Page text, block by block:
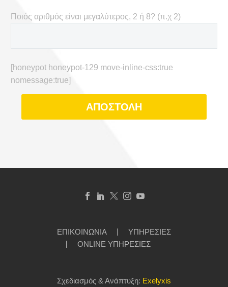
Ποιός αριθμός είναι μεγαλύτερος, 2 ή 8? (π.χ 2)
[honeypot honeypot-129 move-inline-css:true
nomessage:true]
ΕΠΙΚΟΙΝΩΝΙΑ
ΥΠΗΡΕΣΙΕΣ
ONLINE ΥΠΗΡΕΣΙΕΣ
Σχεδιασμός & Ανάπτυξη: Exelyxis